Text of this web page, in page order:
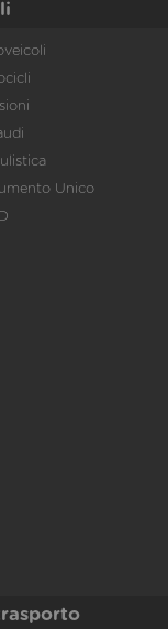
Unico